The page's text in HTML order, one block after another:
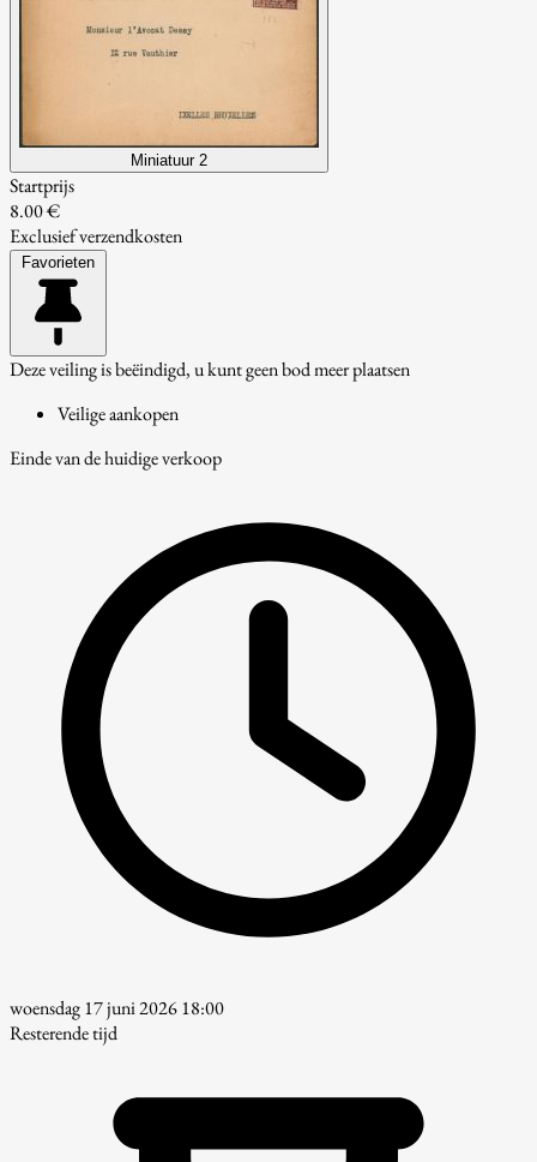
Miniatuur 2
Startprijs
8.00 €
Exclusief verzendkosten
Favorieten
Deze veiling is beëindigd, u kunt geen bod meer plaatsen
Veilige aankopen
Einde van de huidige verkoop
woensdag 17 juni 2026 18:00
Resterende tijd